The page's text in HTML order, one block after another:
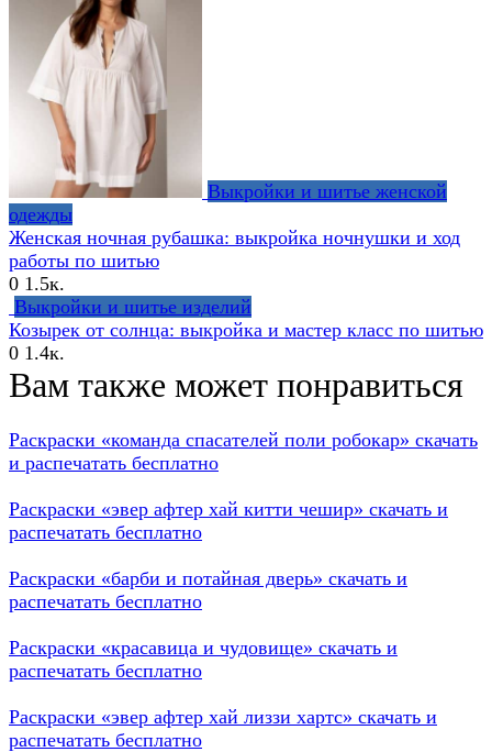
Выкройки и шитье женской
одежды
Женская ночная рубашка: выкройка ночнушки и ход
работы по шитью
0 1.5к.
Выкройки и шитье изделий
Козырек от солнца: выкройка и мастер класс по шитью
0 1.4к.
Вам также может понравиться
Раскраски «команда спасателей поли робокар» скачать
и распечатать бесплатно
Раскраски «эвер афтер хай китти чешир» скачать и
распечатать бесплатно
Раскраски «барби и потайная дверь» скачать и
распечатать бесплатно
Раскраски «красавица и чудовище» скачать и
распечатать бесплатно
Раскраски «эвер афтер хай лиззи хартс» скачать и
распечатать бесплатно